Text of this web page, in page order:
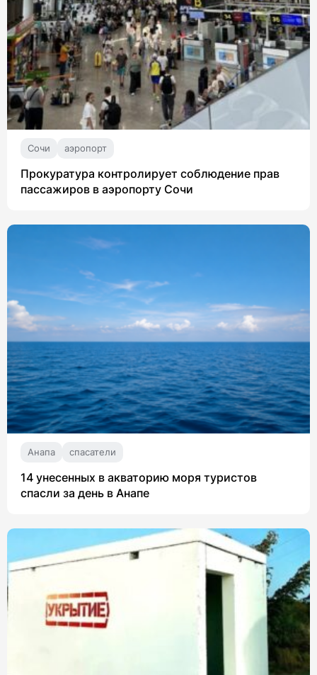
Сочи аэропорт
Прокуратура контролирует соблюдение прав
пассажиров в аэропорту Сочи
Анапа спасатели
14 унесенных в акваторию моря туристов
спасли за день в Анапе